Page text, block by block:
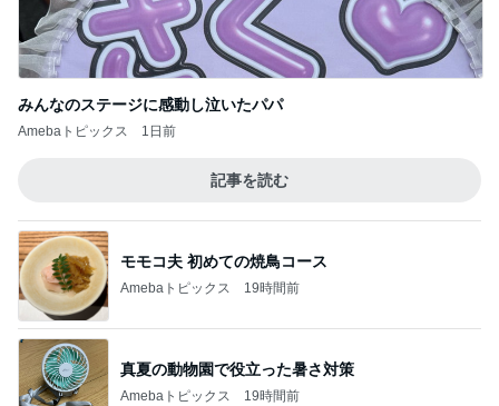
みんなのステージに感動し泣いたパパ
Amebaトピックス 1日前
記事を読む
モモコ夫 初めての焼鳥コース
Amebaトピックス 19時間前
真夏の動物園で役立った暑さ対策
Amebaトピックス 19時間前